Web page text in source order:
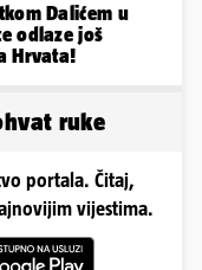
Dalićem u
odlaze još
Hrvata!
ruke
portala. Čitaj,
vijestima.